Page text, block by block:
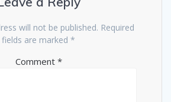
will not be published. Required
fields are marked *
Comment *